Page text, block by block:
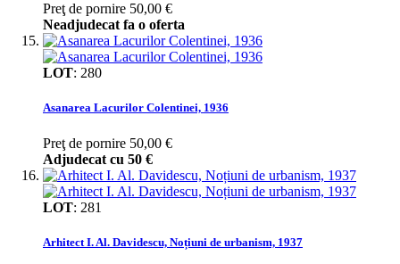
Preţ de pornire 50,00 €
Neadjudecat fa o oferta
LOT: 280
Asanarea Lacurilor Colentinei, 1936
Preţ de pornire 50,00 €
Adjudecat cu 50 €
LOT: 281
Arhitect I. Al. Davidescu, Noțiuni de urbanism, 1937